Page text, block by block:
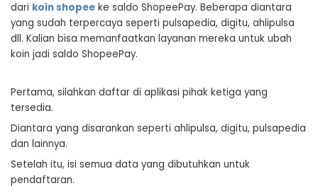
dari koin shopee ke saldo ShopeePay. Beberapa diantara
yang sudah terpercaya seperti pulsapedia, digitu, ahlipulsa
dll. Kalian bisa memanfaatkan layanan mereka untuk ubah
koin jadi saldo ShopeePay.
Pertama, silahkan daftar di aplikasi pihak ketiga yang
tersedia.
Diantara yang disarankan seperti ahlipulsa, digitu, pulsapedia
dan lainnya.
Setelah itu, isi semua data yang dibutuhkan untuk
pendaftaran.